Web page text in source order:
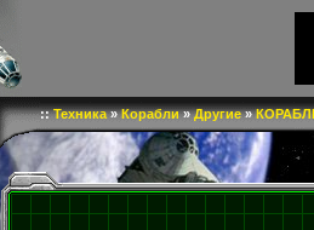
::Техника»Корабли»Другие»